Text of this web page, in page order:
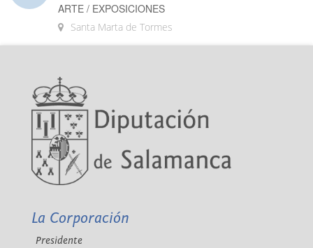
ARTE / EXPOSICIONES
Santa Marta de Tormes
La Corporación
Presidente